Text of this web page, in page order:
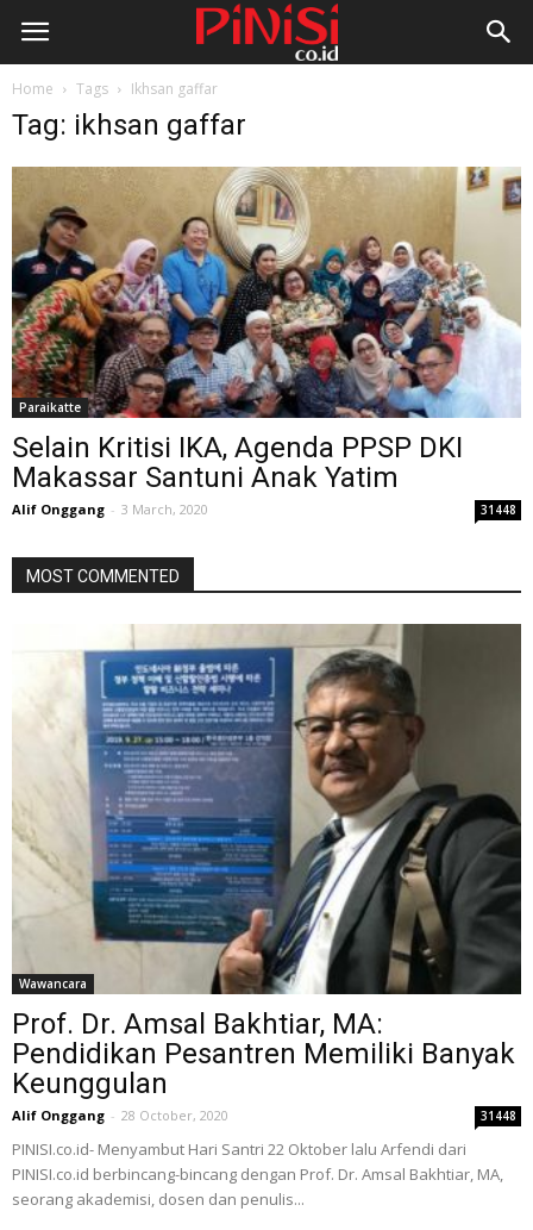
Home Tags Ikhsan gaffar
Tag: ikhsan gaffar
Paraikatte
Selain Kritisi IKA, Agenda PPSP DKI
Makassar Santuni Anak Yatim
Alif Onggang - 3 March, 2020 31448
MOST COMMENTED
Wawancara
Prof. Dr. Amsal Bakhtiar, MA:
Pendidikan Pesantren Memiliki Banyak
Keunggulan
Alif Onggang - 28 October, 2020 31448
PINISI.co.id- Menyambut Hari Santri 22 Oktober lalu Arfendi dari
PINISI.co.id berbincang-bincang dengan Prof. Dr. Amsal Bakhtiar, MA,
seorang akademisi, dosen dan penulis...